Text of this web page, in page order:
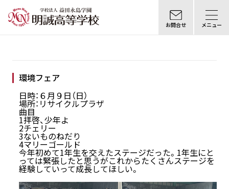
お問合せ メニュー
環境フェア
日時：６月９日（日）
場所：リサイクルプラザ
曲目
1拝啓、少年よ
2チェリー
3ないものねだり
4マリーゴールド
今年初めて1年生を交えたステージだった。1年生にと
っては緊張したと思うがこれからたくさんステージを
経験していって成長してほしい。